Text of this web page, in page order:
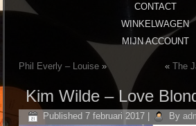
CONTACT
WINKELWAGEN
MIJN ACCOUNT
Phil Everly ‎– Louise » « The
Kim Wilde ‎– Love
Published 7 februari 2017 By